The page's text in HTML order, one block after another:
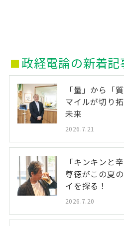
政経電論の新着記
「量」から「
マイルが切り
未来
2026.7.21
「キンキンと
尊徳がこの夏
イを探る！
2026.7.20